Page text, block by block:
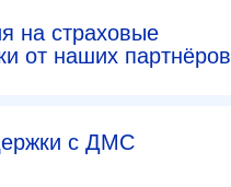
на страховые
от наших партнёров
с ДМС